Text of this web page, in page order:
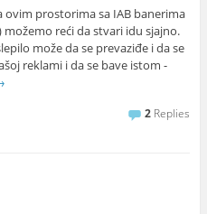
prostorima sa IAB banerima
možemo reći da stvari idu sjajno.
može da se prevaziđe i da se
reklami i da se bave istom -
2 Replies